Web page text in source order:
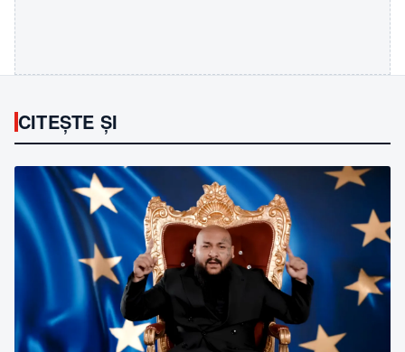
CITEȘTE ȘI